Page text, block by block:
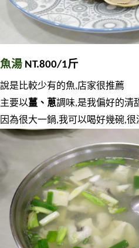
魚湯 NT.800/1斤
說是比較少有的魚,店家很推薦
主要以薑、蔥調味,是我偏好的清
因為很大一鍋,我可以喝好幾碗,很